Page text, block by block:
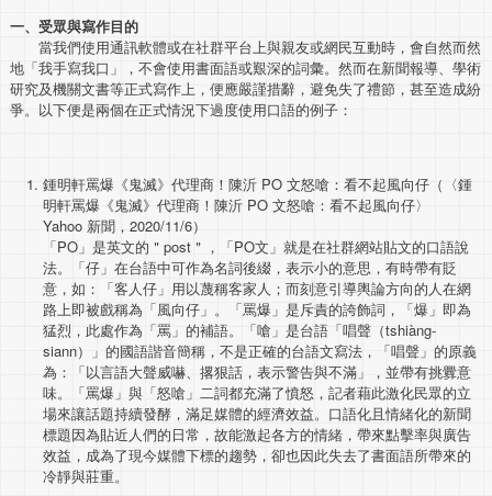
一、受眾與寫作目的
當我們使用通訊軟體或在社群平台上與親友或網民互動時，會自然而然
地「我手寫我口」，不會使用書面語或艱深的詞彙。然而在新聞報導、學術
研究及機關文書等正式寫作上，便應嚴謹措辭，避免失了禮節，甚至造成紛
爭。以下便是兩個在正式情況下過度使用口語的例子：
鍾明軒罵爆《鬼滅》代理商！陳沂 PO 文怒嗆：看不起風向仔（〈鍾
明軒罵爆《鬼滅》代理商！陳沂 PO 文怒嗆 ：看不起風向仔〉
Yahoo 新聞，2020/11/6）
「PO」是英文的＂post＂，「PO文」就是在社群網站貼文的口語說
法。「仔」在台語中可作為名詞後綴，表示小的意思，有時帶有貶
意，如：「客人仔」用以蔑稱客家人；而刻意引導輿論方向的人在網
路上即被戲稱為「風向仔」。「罵爆」是斥責的誇飾詞，「爆」即為
猛烈，此處作為「罵」的補語。「嗆」是台語「唱聲（tshiàng-
siann）」的國語諧音簡稱，不是正確的台語文寫法，「唱聲」的原義
為：「以言語大聲威嚇、撂狠話，表示警告與不滿」，並帶有挑釁意
味。「罵爆」與「怒嗆」二詞都充滿了憤怒，記者藉此激化民眾的立
場來讓話題持續發酵，滿足媒體的經濟效益。口語化且情緒化的新聞
標題因為貼近人們的日常，故能激起各方的情緒，帶來點擊率與廣告
效益，成為了現今媒體下標的趨勢，卻也因此失去了書面語所帶來的
冷靜與莊重。